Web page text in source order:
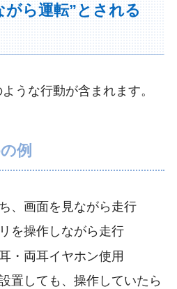
がら運転”とされる
うな行動が含まれます。
例
、画面を見ながら走行
を操作しながら走行
・両耳イヤホン使用
置しても、操作していたら